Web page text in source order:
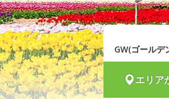
GW(ゴールデ
エリア